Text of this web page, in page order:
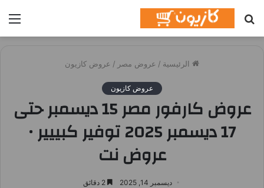
عن
الرئيسية / عروض مصر / عروض كازيون
عروض كازيون
عروض كارفور مصر 15 ديسمبر حتى
17 ديسمبر 2025 توفير كبييير •
عروض نت
ديسمبر 14, 2025